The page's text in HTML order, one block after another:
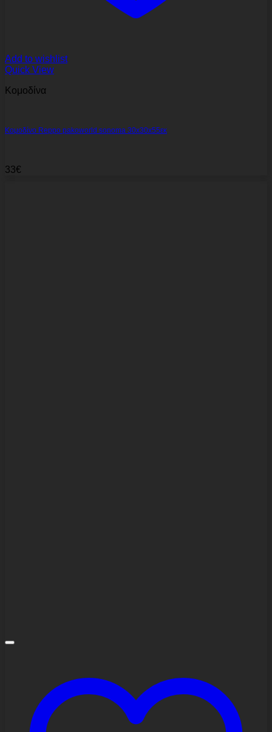
Add to wishlist
Quick View
Κομοδίνα
Κομοδίνο Reppo pakoworld sonoma 30x30x55εκ
33€